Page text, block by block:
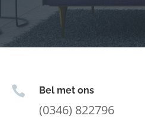
 Bel met ons
(0346) 822796